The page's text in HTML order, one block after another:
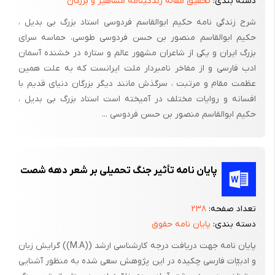
در حدی نیست که بتوان به آن توجهی جدی روا داشت :
فکر تاریکی و این ویرانی
بی خبر آمد تا با دل من
قصه ها ساز کند پنهانی
نیست رنگی که بگوید با من
وای، این شب چقدر تاریک است!...
(غمی غمناک)
«زندگی خواب ها» (1332) نشان از اولین تلاش های سهراب دارد برای
این رهایی اندیشیده، یکی آن است که وزن را کنار گذاشته و به شعر
بی وزن روی آورده و دوم اینکه، سعی دارد ایماژهایی بسازد که در
شرح زندگی نامه حکیم ابوالقاسم فردوسی استاد بزرگ بی بدیل ،
حکیم ابوالقاسم منصور بن حسن فردوسی طوسی، حماسه سرای
بزرگ ایران و یکی از شاعران مشهور عالم و ستاره در خشنده آسمان
ادب فارسی و از مفاخر نامبردار ملت ایرانست که به علت همین
عظمت مقام و مرتبت ، سرگذش مانند دیگر بزرگان دنیای قدیم با
افسانه و روایات مختلف در آمیخته است استاد بزرگ بی بدیل ،
حکیم ابوالقاسم منصور بن حسن فردوسی ...
پایان نامه تأثیر جنگ تحمیلی بر شعر دهه شصت
تعداد صفحه: ۲۳۸
دسته بندی: پایان نامه حقوق
پایان نامه جهت دریافت درجه کارشناسی ارشد ((M.A)) گرایش زبان
و ادبیّات فارسی چکیده در این پژوهش سعی شده به منظور آشنایی